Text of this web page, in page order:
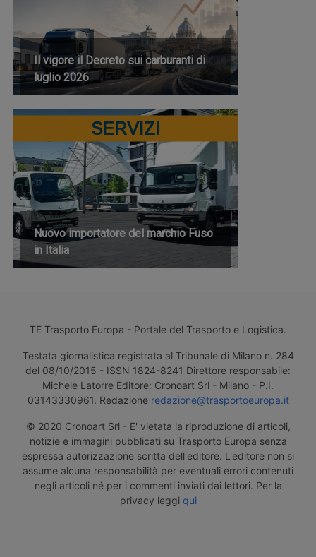
Il vigore il Decreto sui carburanti di
luglio 2026
SERVIZI
Nuovo importatore del marchio Fuso
in Italia
TE Trasporto Europa - Portale del Trasporto e Logistica.
Testata giornalistica registrata al Tribunale di Milano n. 284
del 08/10/2015 - ISSN 1824-8241 Direttore responsabile:
Michele Latorre Editore: Cronoart Srl - Milano - P.I.
03143330961. Redazione redazione@trasportoeuropa.it
© 2020 Cronoart Srl - E' vietata la riproduzione di articoli,
notizie e immagini pubblicati su Trasporto Europa senza
espressa autorizzazione scritta dell'editore. L'editore non si
assume alcuna responsabilità per eventuali errori contenuti
negli articoli né per i commenti inviati dai lettori. Per la
privacy leggi qui